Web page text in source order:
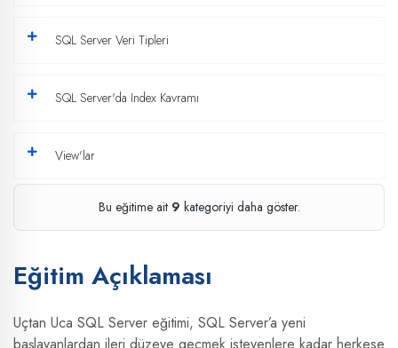
SQL Server Veri Tipleri
SQL Server'da Index Kavramı
View'lar
Bu eğitime ait 9 kategoriyi daha göster.
Eğitim Açıklaması
Uçtan Uca SQL Server eğitimi, SQL Server’a yeni
başlayanlardan ileri düzeye geçmek isteyenlere kadar herkese